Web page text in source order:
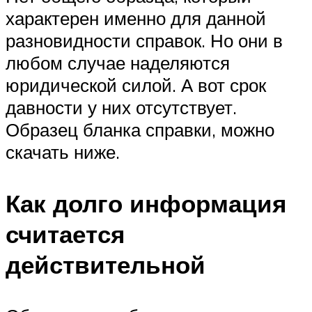
характерен именно для данной
разновидности справок. Но они в
любом случае наделяются
юридической силой. А вот срок
давности у них отсутствует.
Образец бланка справки, можно
скачать ниже.
Как долго информация
считается
действительной